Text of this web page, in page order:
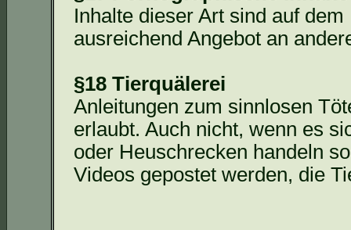
Inhalte dieser Art sind auf
ausreichend Angebot an
§18 Tierquälerei
Anleitungen zum sinnlosen
erlaubt. Auch nicht, wenn es
oder Heuschrecken handeln
Videos gepostet werden, die